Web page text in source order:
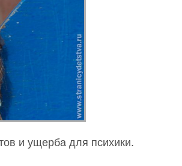
и ущерба для психики.